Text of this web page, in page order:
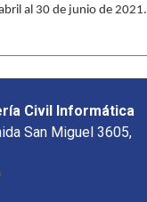
al 30 de junio de 2021.
Civil Informática
San Miguel 3605,